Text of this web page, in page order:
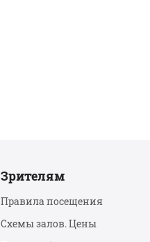
Зрителям
Правила посещения
Схемы залов. Цены